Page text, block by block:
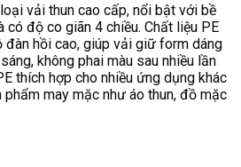
vải thun cao cấp, nổi bật với bề
có độ co giãn 4 chiều. Chất liệu PE
hồi cao, giúp vải giữ form dáng
không phai màu sau nhiều lần
thích hợp cho nhiều ứng dụng khác
may mặc như áo thun, đồ mặc